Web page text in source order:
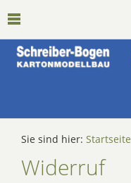
Sie sind hier: Startseite
Widerruf